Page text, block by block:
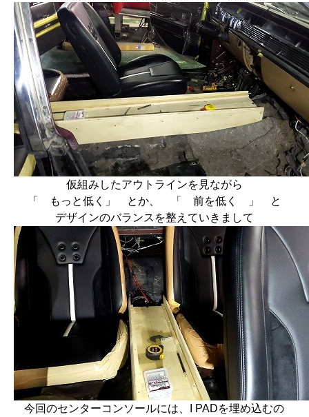
仮組みしたアウトラインを見ながら
「 もっと低く」 とか、 「 前を低く 」 と
デザインのバランスを整えていきまして
今回のセンターコンソールには、I PADを埋め込むの